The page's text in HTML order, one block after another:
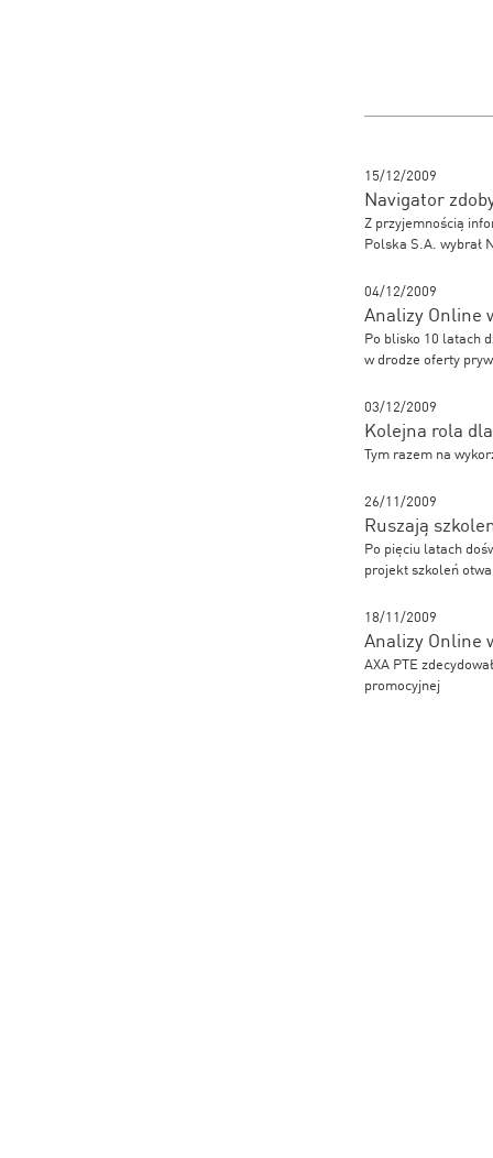
15/12/2009
Navigator
Z przyjemnością
Polska S.A. wybrał
04/12/2009
Analizy Online
Po blisko 10 latach
w drodze oferty
03/12/2009
Kolejna rola
Tym razem na
26/11/2009
Ruszają
Po pięciu latach
projekt szkoleń
18/11/2009
Analizy Online
AXA PTE
promocyjnej